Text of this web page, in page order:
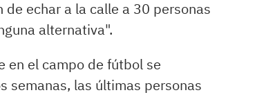
echar a la calle a 30 personas
alternativa".
en el campo de fútbol se
semanas, las últimas personas